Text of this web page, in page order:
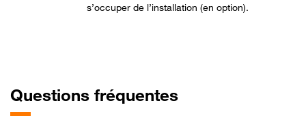
s’occuper de l’installation (en option).
Questions fréquentes